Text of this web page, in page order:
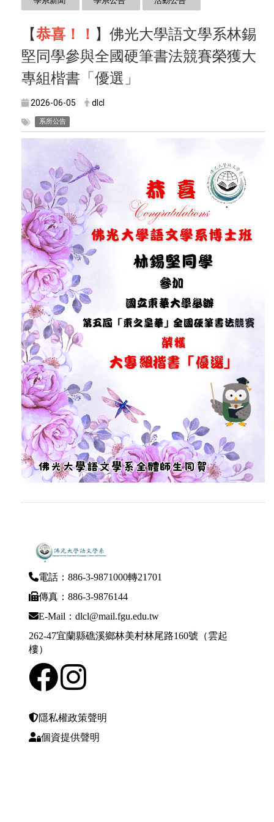
【恭喜！！ 】佛光大學語文學系林錫
堅同學參與全國硬筆書法競賽榮獲大
專組楷書「優選」
2026-06-05 dlcl
系所公告
電話：886-3-9871000轉21701
傳真：886-3-9876144
E-Mail：dlcl@mail.fgu.edu.tw
262-47宜蘭縣礁溪鄉林美村林尾路160號（雲起
樓）
隱私權政策聲明
個資提供聲明